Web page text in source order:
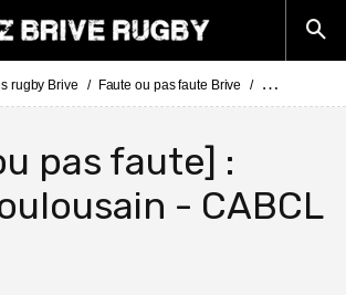
rugby Brive Faute ou pas faute Brive [Faute ou
pas faute] :
- CABCL